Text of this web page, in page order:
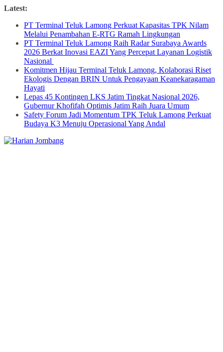
Skip
content
Latest:
PT Terminal Teluk Lamong Perkuat Kapasitas TPK Nilam
Melalui Penambahan E-RTG Ramah Lingkungan
PT Terminal Teluk Lamong Raih Radar Surabaya Awards
2026 Berkat Inovasi EAZI Yang Percepat Layanan Logistik
Nasional
Komitmen Hijau Terminal Teluk Lamong, Kolaborasi Riset
Ekologis Dengan BRIN Untuk Pengayaan Keanekaragaman
Hayati
Lepas 45 Kontingen LKS Jatim Tingkat Nasional 2026,
Gubernur Khofifah Optimis Jatim Raih Juara Umum
Safety Forum Jadi Momentum TPK Teluk Lamong Perkuat
Budaya K3 Menuju Operasional Yang Andal